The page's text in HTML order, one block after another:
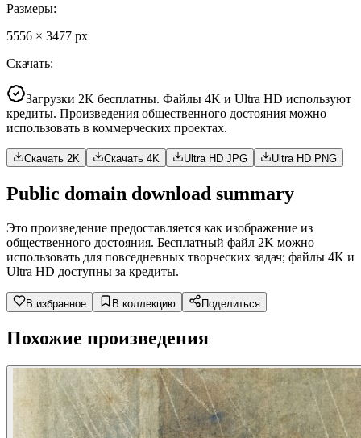
Размеры:
5556 × 3477 px
Скачать:
Загрузки 2K бесплатны. Файлы 4K и Ultra HD используют
кредиты. Произведения общественного достояния можно
использовать в коммерческих проектах.
Скачать 2K Скачать 4K Ultra HD JPG Ultra HD PNG
Public domain download summary
Это произведение предоставляется как изображение из
общественного достояния. Бесплатный файл 2K можно
использовать для повседневных творческих задач; файлы 4K и
Ultra HD доступны за кредиты.
В избранное В коллекцию Поделиться
Похожие произведения